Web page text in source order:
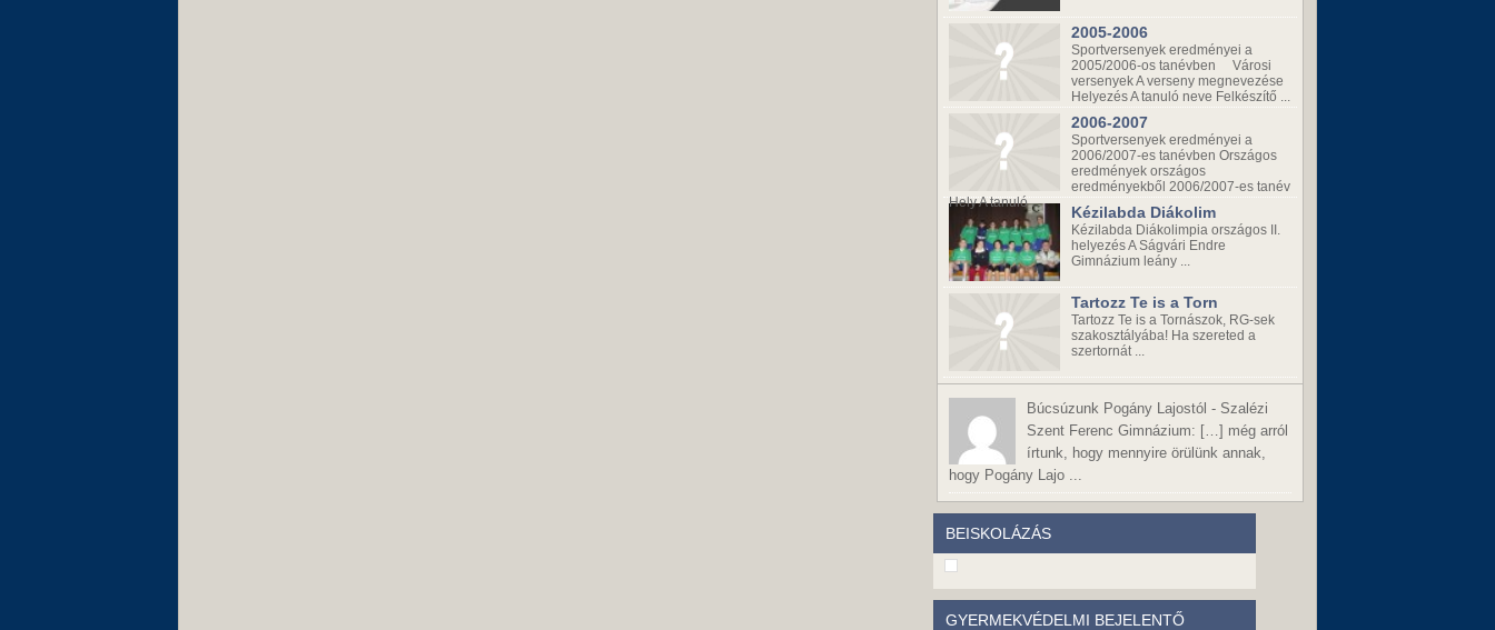
2005-2006
Sportversenyek eredményei a
2005/2006-os tanévben Városi
versenyek A verseny megnevezése
Helyezés A tanuló neve Felkészítő ...
2006-2007
Sportversenyek eredményei a
2006/2007-es tanévben Országos
eredmények országos
eredményekből 2006/2007-es tanév
Hely A tanuló ...
Kézilabda Diákolim
Kézilabda Diákolimpia országos II.
helyezés A Ságvári Endre
Gimnázium leány ...
Tartozz Te is a Torn
Tartozz Te is a Tornászok, RG-sek
szakosztályába! Ha szereted a
szertornát ...
Búcsúzunk Pogány Lajostól - Szalézi
Szent Ferenc Gimnázium: […] még arról
írtunk, hogy mennyire örülünk annak,
hogy Pogány Lajo ...
BEISKOLÁZÁS
GYERMEKVÉDELMI BEJELENTŐ